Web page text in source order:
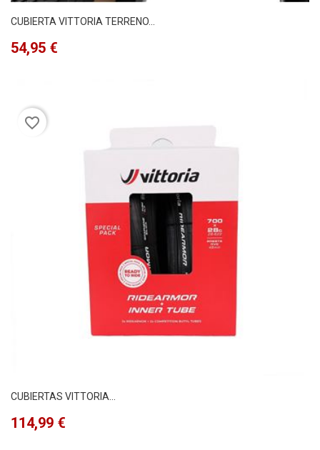
CUBIERTA VITTORIA TERRENO...
Precio
54,95 €
favorite_border
CUBIERTAS VITTORIA...
Precio
114,99 €